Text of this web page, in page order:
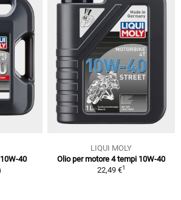
40
LIQUI MOLY
Olio per motore 4 tempi 10W-40
22,49 €1